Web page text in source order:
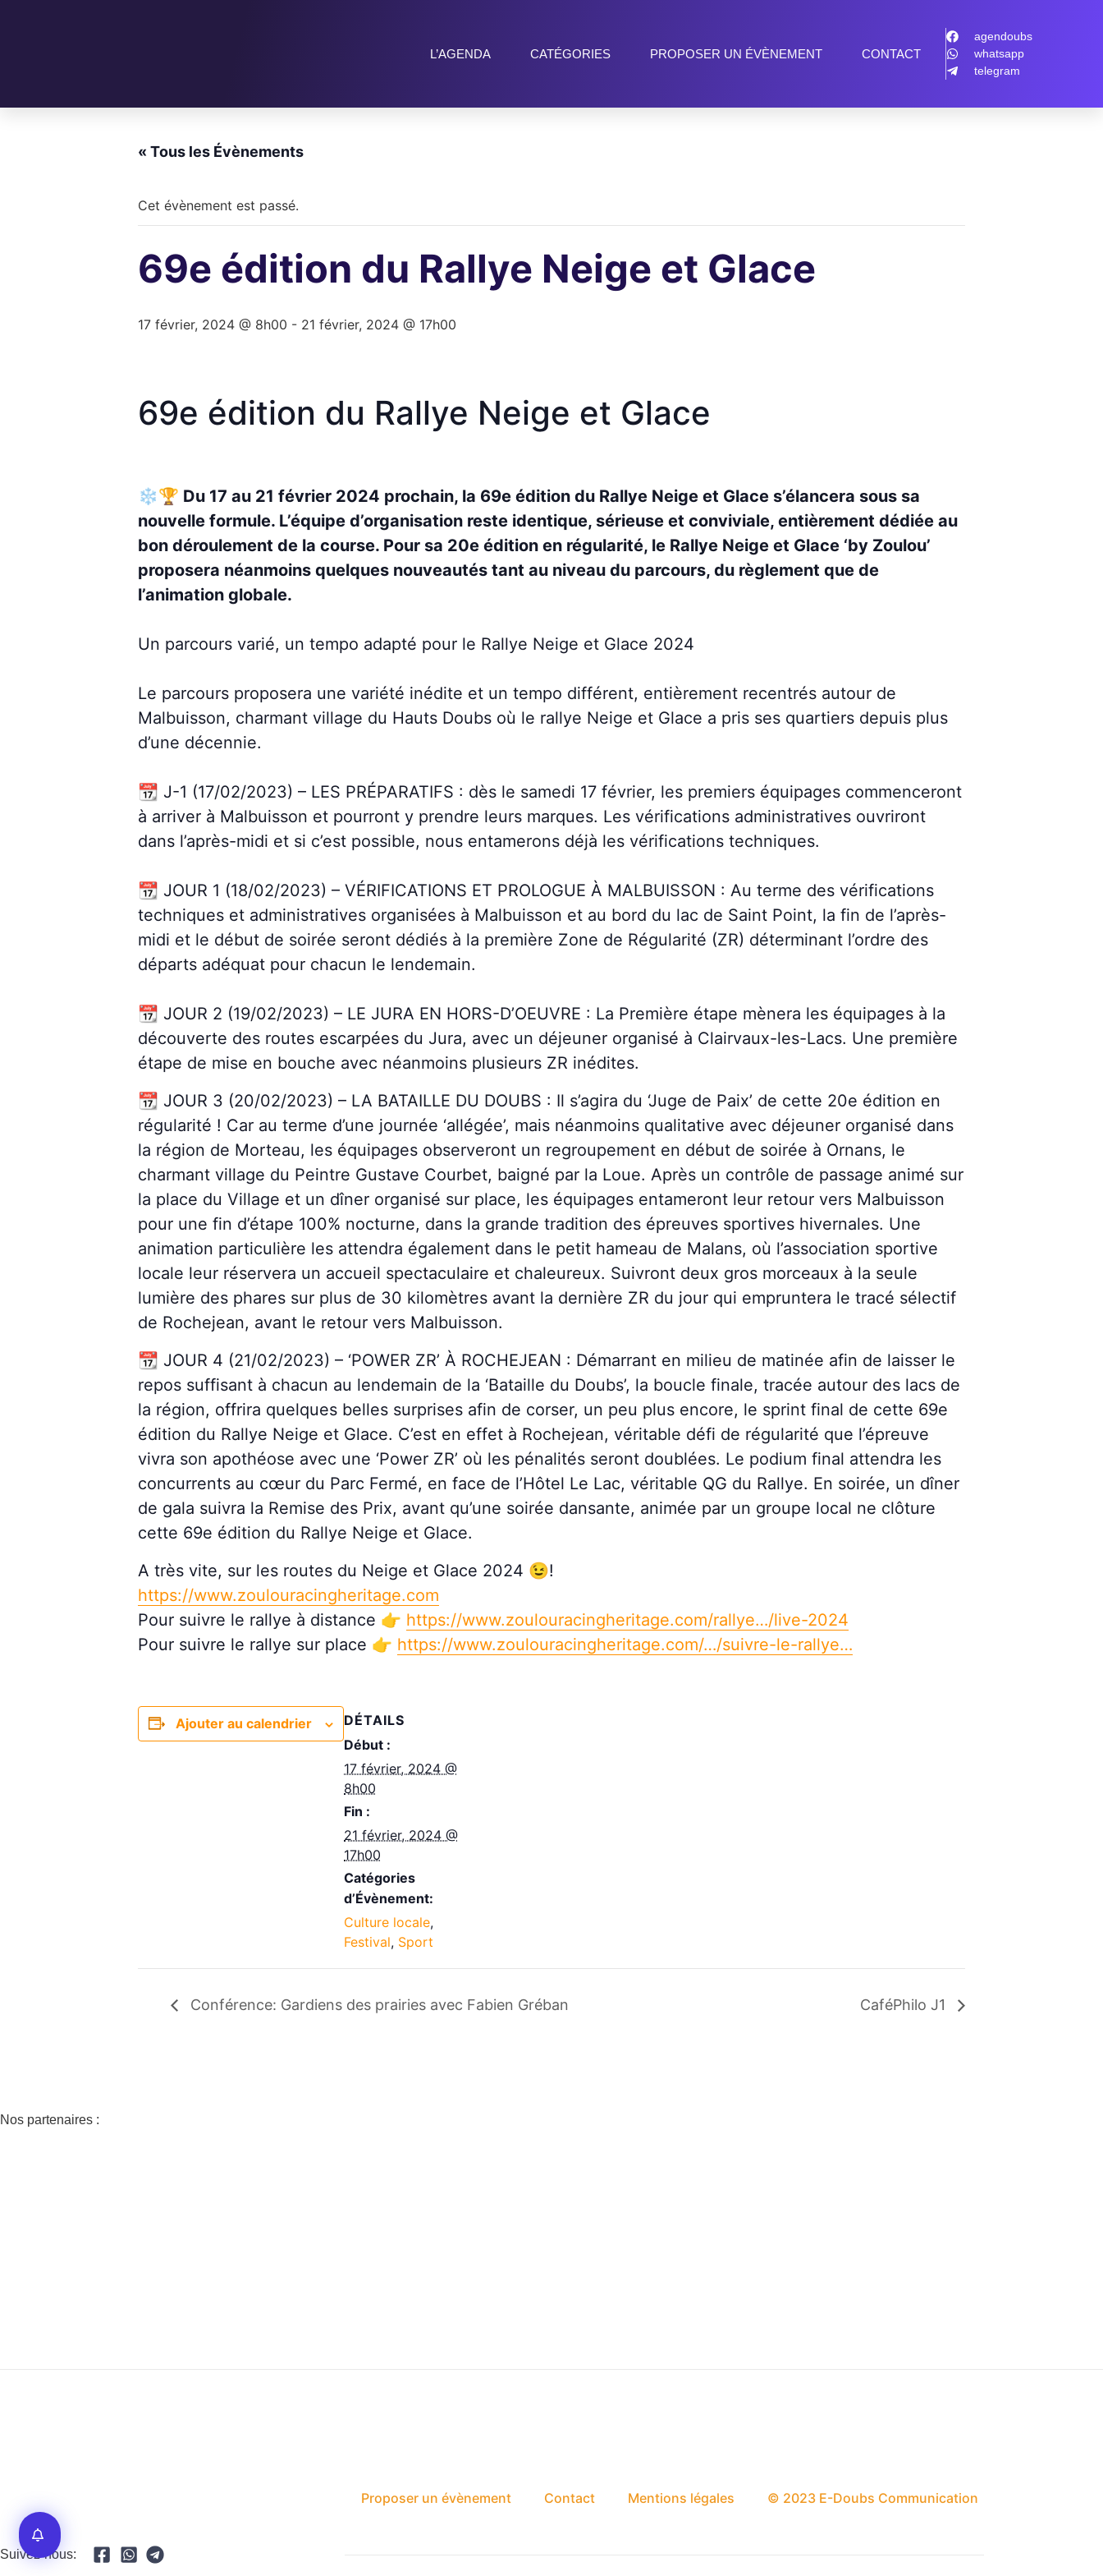
L’AGENDA CATÉGORIES PROPOSER UN ÉVÈNEMENT CONTACT
agendoubs
whatsapp
telegram
« Tous les Évènements
Cet évènement est passé.
69e édition du Rallye Neige et Glace
17 février, 2024 @ 8h00 - 21 février, 2024 @ 17h00
69e édition du Rallye Neige et Glace
❄️🏆 Du 17 au 21 février 2024 prochain, la 69e édition du Rallye Neige et Glace s’élancera sous sa
nouvelle formule. L’équipe d’organisation reste identique, sérieuse et conviviale, entièrement dédiée au
bon déroulement de la course. Pour sa 20e édition en régularité, le Rallye Neige et Glace ‘by Zoulou’
proposera néanmoins quelques nouveautés tant au niveau du parcours, du règlement que de
l’animation globale.
Un parcours varié, un tempo adapté pour le Rallye Neige et Glace 2024
Le parcours proposera une variété inédite et un tempo différent, entièrement recentrés autour de
Malbuisson, charmant village du Hauts Doubs où le rallye Neige et Glace a pris ses quartiers depuis plus
d’une décennie.
📆 J-1 (17/02/2023) – LES PRÉPARATIFS : dès le samedi 17 février, les premiers équipages commenceront
à arriver à Malbuisson et pourront y prendre leurs marques. Les vérifications administratives ouvriront
dans l’après-midi et si c’est possible, nous entamerons déjà les vérifications techniques.
📆 JOUR 1 (18/02/2023) – VÉRIFICATIONS ET PROLOGUE À MALBUISSON : Au terme des vérifications
techniques et administratives organisées à Malbuisson et au bord du lac de Saint Point, la fin de l’après-
midi et le début de soirée seront dédiés à la première Zone de Régularité (ZR) déterminant l’ordre des
départs adéquat pour chacun le lendemain.
📆 JOUR 2 (19/02/2023) – LE JURA EN HORS-D’OEUVRE : La Première étape mènera les équipages à la
découverte des routes escarpées du Jura, avec un déjeuner organisé à Clairvaux-les-Lacs. Une première
étape de mise en bouche avec néanmoins plusieurs ZR inédites.
📆 JOUR 3 (20/02/2023) – LA BATAILLE DU DOUBS : Il s’agira du ‘Juge de Paix’ de cette 20e édition en
régularité ! Car au terme d’une journée ‘allégée’, mais néanmoins qualitative avec déjeuner organisé dans
la région de Morteau, les équipages observeront un regroupement en début de soirée à Ornans, le
charmant village du Peintre Gustave Courbet, baigné par la Loue. Après un contrôle de passage animé sur
la place du Village et un dîner organisé sur place, les équipages entameront leur retour vers Malbuisson
pour une fin d’étape 100% nocturne, dans la grande tradition des épreuves sportives hivernales. Une
animation particulière les attendra également dans le petit hameau de Malans, où l’association sportive
locale leur réservera un accueil spectaculaire et chaleureux. Suivront deux gros morceaux à la seule
lumière des phares sur plus de 30 kilomètres avant la dernière ZR du jour qui empruntera le tracé sélectif
de Rochejean, avant le retour vers Malbuisson.
📆 JOUR 4 (21/02/2023) – ‘POWER ZR’ À ROCHEJEAN : Démarrant en milieu de matinée afin de laisser le
repos suffisant à chacun au lendemain de la ‘Bataille du Doubs’, la boucle finale, tracée autour des lacs de
la région, offrira quelques belles surprises afin de corser, un peu plus encore, le sprint final de cette 69e
édition du Rallye Neige et Glace. C’est en effet à Rochejean, véritable défi de régularité que l’épreuve
vivra son apothéose avec une ‘Power ZR’ où les pénalités seront doublées. Le podium final attendra les
concurrents au cœur du Parc Fermé, en face de l’Hôtel Le Lac, véritable QG du Rallye. En soirée, un dîner
de gala suivra la Remise des Prix, avant qu’une soirée dansante, animée par un groupe local ne clôture
cette 69e édition du Rallye Neige et Glace.
A très vite, sur les routes du Neige et Glace 2024 😉!
https://www.zoulouracingheritage.com
Pour suivre le rallye à distance 👉 https://www.zoulouracingheritage.com/rallye…/live-2024
Pour suivre le rallye sur place 👉 https://www.zoulouracingheritage.com/…/suivre-le-rallye…
Ajouter au calendrier
DÉTAILS
Début :
17 février, 2024 @
8h00
Fin :
21 février, 2024 @
17h00
Catégories
d’Évènement:
Culture locale,
Festival, Sport
Conférence: Gardiens des prairies avec Fabien Gréban CaféPhilo J1
Nos partenaires :
Proposer un évènement Contact Mentions légales © 2023 E-Doubs Communication
Suivez-nous: